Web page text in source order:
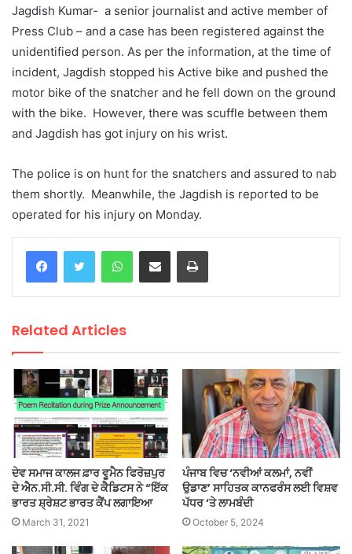
Jagdish Kumar- a senior journalist and active member of
Press Club – and a case has been registered against the
unidentified person. As per the information, at the time of
incident, Jagdish stopped his Active bike and pushed the
motor bike of the snatcher and he fell down on the ground
with the bike. However, there was scuffle between them
and Jagdish has got injury on his wrist.
The police is on hunt for the snatchers and assured to nab
them shortly. Meanwhile, the Jagdish is reported to be
operated for his injury on Monday.
WhatsAppShare via Email Print
Related Articles
ਦੇਵ ਸਮਾਜ ਕਾਲਜ ਫ਼ਾਰ ਵੂਮੈਨ ਫਿਰੋਜ਼ਪੁਰ
ਦੇ ਐਨ.ਸੀ.ਸੀ. ਵਿੰਗ ਦੇ ਕੈਡਿਟਸ ਨੇ “ਇੱਕ
ਭਾਰਤ ਸ਼੍ਰੇਸ਼ਟ ਭਾਰਤ ਕੈਂਪ ਲਗਾਇਆ
March 31, 2021
ਪੰਜਾਬ ਵਿਚ ‘ਨਵੀਆਂ ਕਲਮਾਂ, ਨਵੀਂ
ਉਡਾਣ’ ਸਾਹਿਤਕ ਕਾਨਫਰੰਸ ਲਈ ਵਿਸ਼ਵ
ਪੱਧਰ ‘ਤੇ ਲਾਮਬੰਦੀ
October 5, 2024